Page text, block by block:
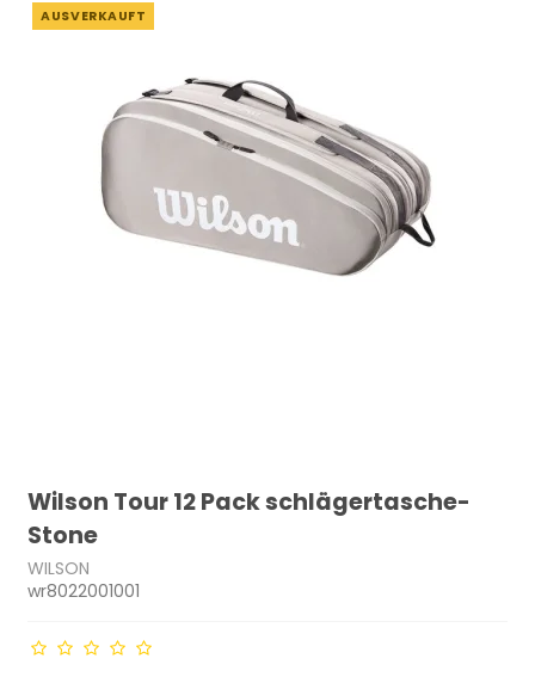
AUSVERKAUFT
Wilson Tour 12 Pack schlägertasche-
Stone
WILSON
wr8022001001